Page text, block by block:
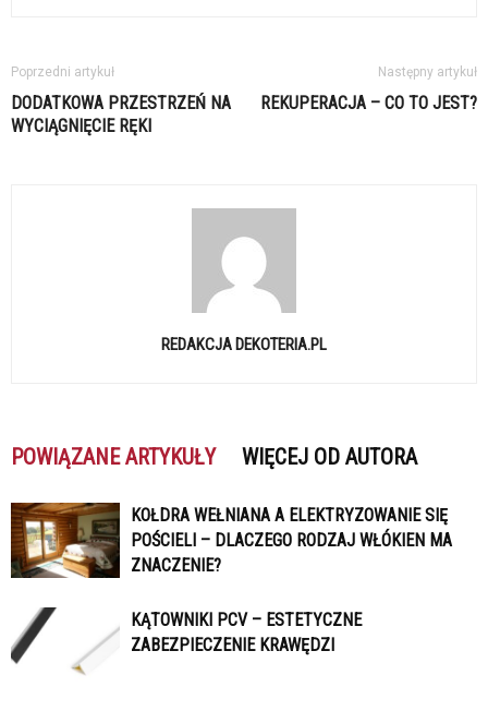
Poprzedni artykuł
DODATKOWA PRZESTRZEŃ NA
WYCIĄGNIĘCIE RĘKI
Następny artykuł
REKUPERACJA – CO TO JEST?
REDAKCJA DEKOTERIA.PL
POWIĄZANE ARTYKUŁY WIĘCEJ OD AUTORA
KOŁDRA WEŁNIANA A ELEKTRYZOWANIE SIĘ
POŚCIELI – DLACZEGO RODZAJ WŁÓKIEN MA
ZNACZENIE?
KĄTOWNIKI PCV – ESTETYCZNE
ZABEZPIECZENIE KRAWĘDZI